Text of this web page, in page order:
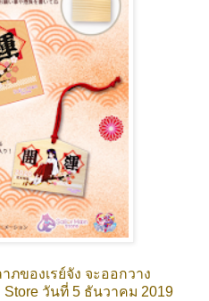
ภของเรย์จัง จะออกวาง
วันที่ 5 ธันวาคม 2019